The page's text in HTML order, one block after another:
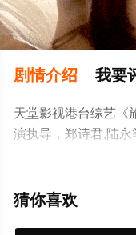
剧情介绍 我要
天堂影视港台综艺《
演执导，郑诗君,陆
费观看高清无删减完
解。
猜你喜欢